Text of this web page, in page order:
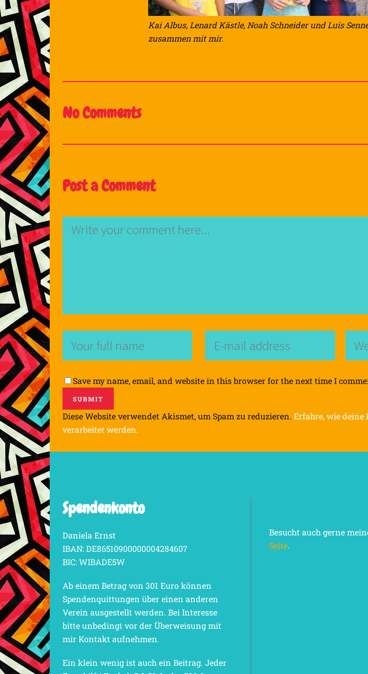
Kai Albus, Lenard Kästle, Noah Schneider und Luis
zusammen mit mir.
No Comments
Post a Comment
Save my name, email, and website in this browser for the next time I
Diese Website verwendet Akismet, um Spam zu reduzieren. Erfahre, wie
verarbeitet werden.
Spendenkonto
Daniela Ernst
IBAN: DE86510900000004284607
BIC: WIBADE5W
Ab einem Betrag von 301 Euro können
Spendenquittungen über einen anderen
Verein ausgestellt werden. Bei Interesse
bitte unbedingt vor der Überweisung mit
mir Kontakt aufnehmen.
Ein klein wenig ist auch ein Beitrag. Jeder
Besucht auch gerne
Seite.